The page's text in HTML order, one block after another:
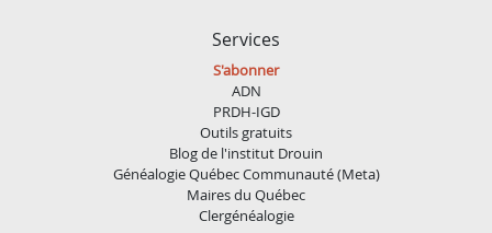
Services
S'abonner
ADN
PRDH-IGD
Outils gratuits
Blog de l'institut Drouin
Généalogie Québec Communauté (Meta)
Maires du Québec
Clergénéalogie